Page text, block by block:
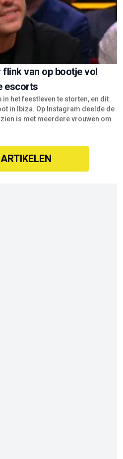
flink van op bootje vol
escorts
het feestleven te storten, en dit
in Ibiza. Op Instagram deelde de
is met meerdere vrouwen om